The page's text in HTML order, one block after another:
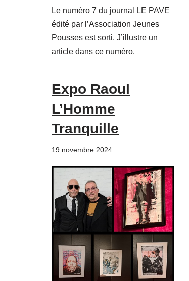
Le numéro 7 du journal LE PAVE
édité par l’Association Jeunes
Pousses est sorti. J’illustre un
article dans ce numéro.
Expo Raoul
L’Homme
Tranquille
19 novembre 2024